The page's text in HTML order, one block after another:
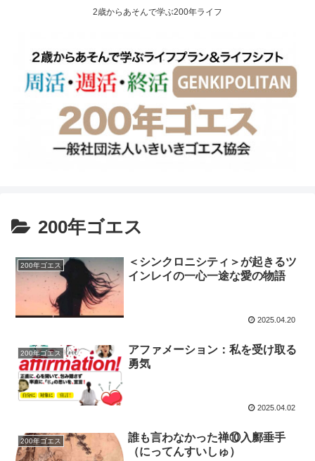
2歳からあそんで学ぶ200年ライフ
200年ゴエス
200年ゴエス
＜シンクロニシティ＞が起きるツ
インレイの一心一途な愛の物語
2025.04.20
200年ゴエス
アファメーション：私を受け取る
勇気
2025.04.02
200年ゴエス
誰も言わなかった禅⑩入鄽垂手
（にってんすいしゅ）